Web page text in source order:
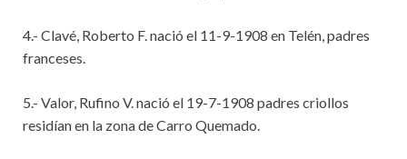
4.- Clavé, Roberto F. nació el 11-9-1908 en Telén, padres
franceses.
5.- Valor, Rufino V. nació el 19-7-1908 padres criollos
residían en la zona de Carro Quemado.